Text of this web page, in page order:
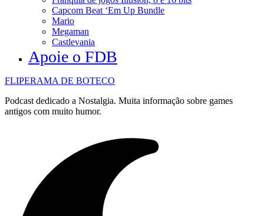
Capcom Beat ‘Em Up Bundle
Mario
Megaman
Castlevania
Apoie o FDB
FLIPERAMA DE BOTECO
Podcast dedicado a Nostalgia. Muita informação sobre games
antigos com muito humor.